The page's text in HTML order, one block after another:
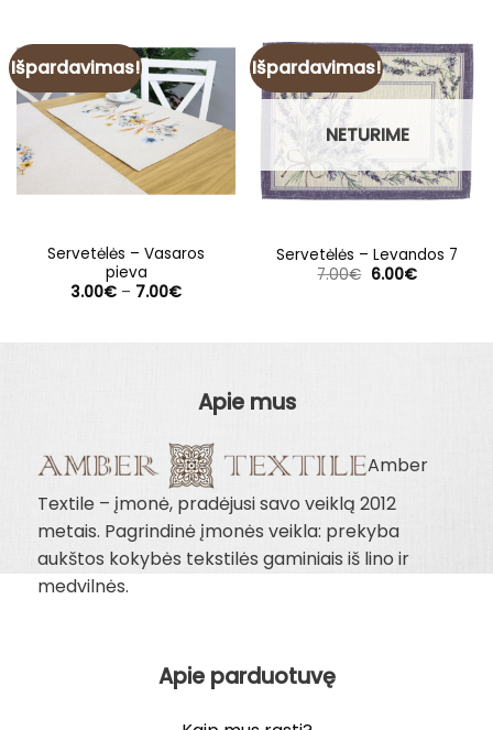
Išpardavimas!
Servetėlės – Vasaros
pieva
3.00€ – 7.00€Price
Išpardavimas!
NETURIME
Servetėlės – Levandos 7
7.00€ Original
6.00€Current
Apie mus
Amber
Textile – įmonė, pradėjusi savo veiklą 2012
metais. Pagrindinė įmonės veikla: prekyba
aukštos kokybės tekstilės gaminiais iš lino ir
medvilnės.
Apie parduotuvę